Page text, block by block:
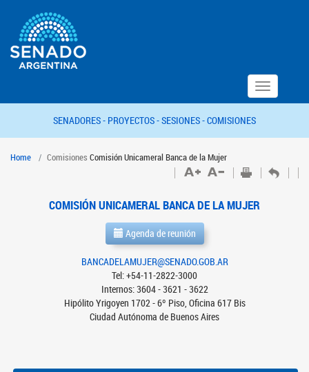
Toggle
navigation
SENADORES - PROYECTOS -SESIONES -COMISIONES
Home Comisiones Comisión Unicameral Banca de la Mujer
COMISIÓN UNICAMERAL BANCA DE LA MUJER
Agenda de reunión
BANCADELAMUJER@SENADO.GOB.AR
Tel: +54-11-2822-3000
Internos: 3604 - 3621 - 3622
Hipólito Yrigoyen 1702 - 6º Piso, Oficina 617 Bis
Ciudad Autónoma de Buenos Aires